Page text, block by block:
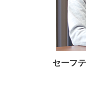
セーフ